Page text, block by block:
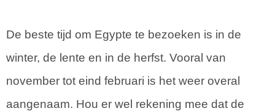
De beste tijd om Egypte te bezoeken is in de
winter, de lente en in de herfst. Vooral van
november tot eind februari is het weer overal
aangenaam. Hou er wel rekening mee dat de